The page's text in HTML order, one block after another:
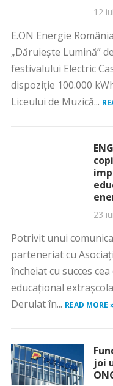
12
E.ON Energie
„Dăruiește Lumină”
festivalului Electric
dispoziție 100.000
Liceului de Muzică...
23
Potrivit unui
parteneriat cu
încheiat cu succes
educațional
Derulat în... READ MORE
joi